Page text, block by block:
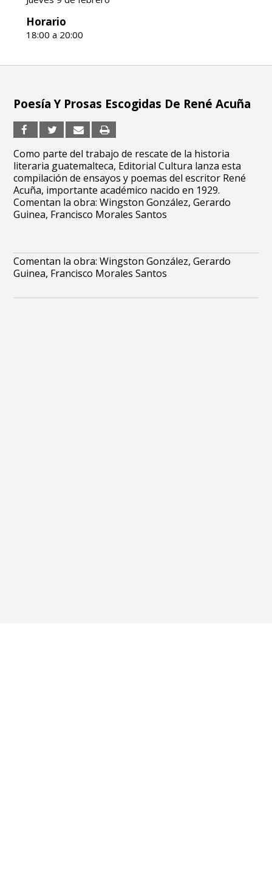
Horario
18:00 a 20:00
Comentan la obra: Wingston González, Gerardo
Guinea, Francisco Morales Santos
Poesía Y Prosas Escogidas De René Acuña
Como parte del trabajo de rescate de la historia
literaria guatemalteca, Editorial Cultura lanza esta
compilación de ensayos y poemas del escritor René
Acuña, importante académico nacido en 1929.
Comentan la obra: Wingston González, Gerardo
Guinea, Francisco Morales Santos